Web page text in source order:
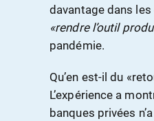
davantage dans les
«rendre l’outil
pandémie.
Qu’en est-il du
L’expérience a
banques privées